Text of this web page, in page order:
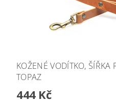
KOŽENÉ VODÍTKO,
TOPAZ
444 Kč